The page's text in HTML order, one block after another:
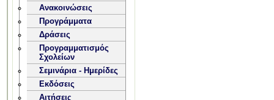
Ανακοινώσεις
Προγράμματα
Δράσεις
Προγραμματισμός
Σχολείων
Σεμινάρια - Ημερίδες
Εκδόσεις
Αιτήσεις